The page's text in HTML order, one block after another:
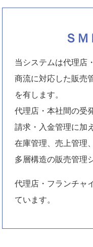
Ｓ
当システムは代理店
商流に対応した販売
を有します。
代理店・本社間の受
請求・入金管理に加
在庫管理、売上管理
多層構造の販売管理
代理店・フランチャ
ています。